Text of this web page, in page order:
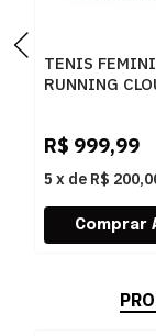
TENIS
RUNNING
R$ 999,99
5 x de R$